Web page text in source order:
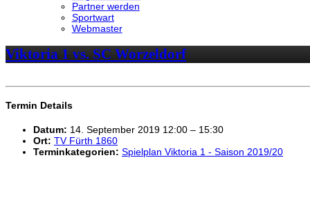
Partner werden
Sportwart
Webmaster
Viktoria 1 vs. SC Worzeldorf
Termin Details
Datum: 14. September 2019 12:00 – 15:30
Ort: TV Fürth 1860
Terminkategorien: Spielplan Viktoria 1 - Saison 2019/20